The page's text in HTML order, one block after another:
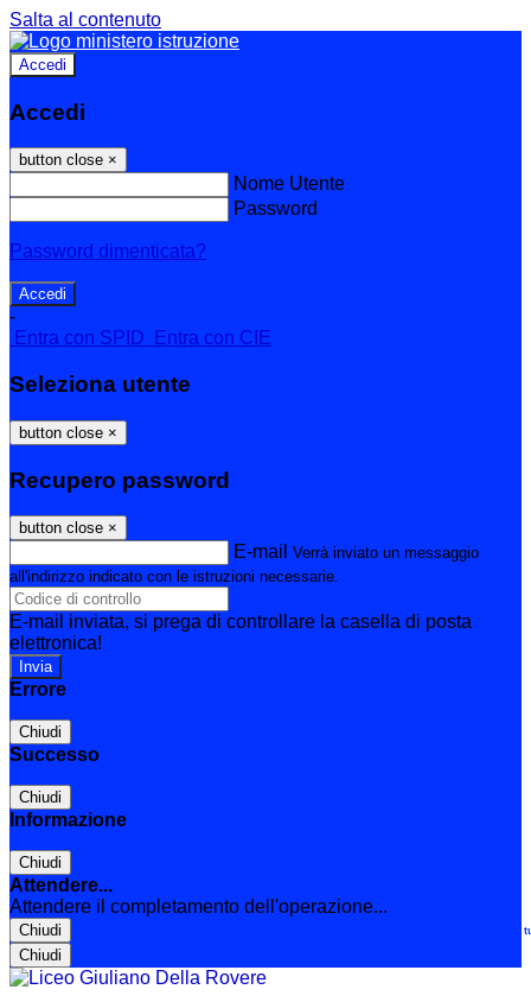
Salta al contenuto
Accedi
Accedi
button close ×
Nome Utente
Password
Password dimenticata?
-
Entra con SPID
Entra con CIE
Seleziona utente
button close ×
Recupero password
button close ×
E-mail Verrà inviato un messaggio
all'indirizzo indicato con le istruzioni necessarie.
E-mail inviata, si prega di controllare la casella di posta
elettronica!
Errore
Chiudi
Successo
Chiudi
Informazione
Chiudi
Attendere...
Attendere il completamento dell'operazione...
Chiudi
Chiudi
Le